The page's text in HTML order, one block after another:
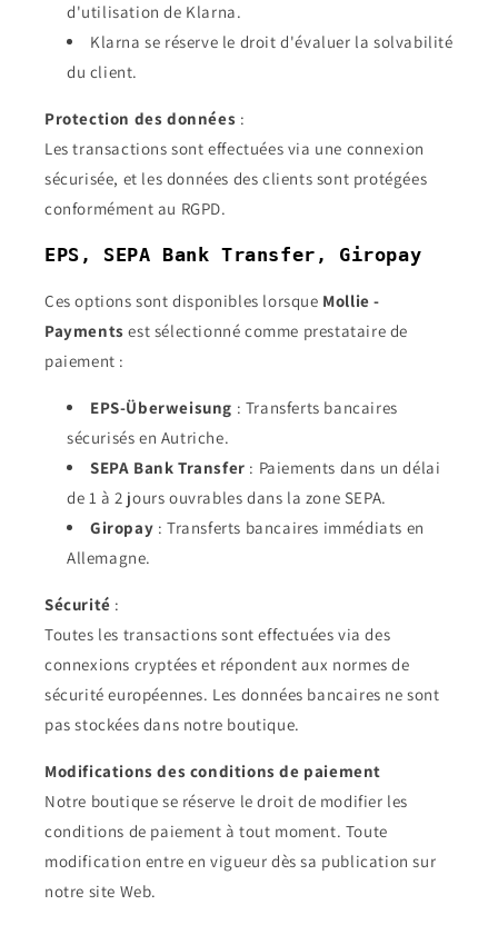
d'utilisation de Klarna.
Klarna se réserve le droit d'évaluer la solvabilité
du client.
Protection des données :
Les transactions sont effectuées via une connexion
sécurisée, et les données des clients sont protégées
conformément au RGPD.
EPS, SEPA Bank Transfer, Giropay
Ces options sont disponibles lorsque Mollie -
Payments est sélectionné comme prestataire de
paiement :
EPS-Überweisung : Transferts bancaires
sécurisés en Autriche.
SEPA Bank Transfer : Paiements dans un délai
de 1 à 2 jours ouvrables dans la zone SEPA.
Giropay : Transferts bancaires immédiats en
Allemagne.
Sécurité :
Toutes les transactions sont effectuées via des
connexions cryptées et répondent aux normes de
sécurité européennes. Les données bancaires ne sont
pas stockées dans notre boutique.
Modifications des conditions de paiement
Notre boutique se réserve le droit de modifier les
conditions de paiement à tout moment. Toute
modification entre en vigueur dès sa publication sur
notre site Web.